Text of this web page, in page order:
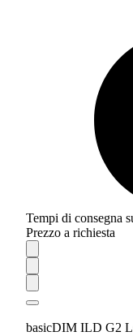
Tempi di consegna
Prezzo a richiesta
basicDIM ILD G2